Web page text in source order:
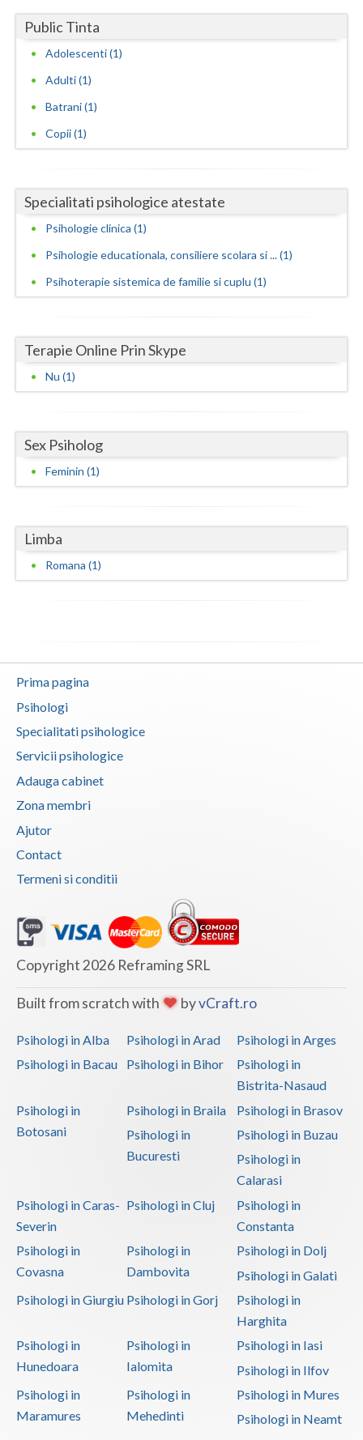
Neamt
Olt
Prahova
Satu-Mare
Suceava
Timis
Valcea
Vaslui
Public Tinta
Adolescenti (1)
Adulti (1)
Batrani (1)
Copii (1)
Specialitati psihologice atestate
Psihologie clinica (1)
Psihologie educationala, consiliere scolara si ... (1)
Psihoterapie sistemica de familie si cuplu (1)
Terapie Online Prin Skype
Nu (1)
Sex Psiholog
Feminin (1)
Limba
Romana (1)
Prima pagina
Psihologi
Specialitati psihologice
Servicii psihologice
Adauga cabinet
Zona membri
Ajutor
Contact
Termeni si conditii
Copyright 2026 Reframing SRL
Built from scratch with byvCraft.ro
Psihologi in Alba Psihologi in Arad
Psihologi in Arges
Psihologi in Bacau
Psihologi in Bihor
Psihologi in
Bistrita-Nasaud
Psihologi in
Botosani
Psihologi in Braila
Psihologi in Brasov
Psihologi in
Bucuresti
Psihologi in Buzau
Psihologi in
Calarasi
Psihologi in Caras-
Severin
Psihologi in Cluj
Psihologi in
Constanta
Psihologi in
Covasna
Psihologi in
Dambovita
Psihologi in Dolj
Psihologi in Galati
Psihologi in Giurgiu Psihologi in Gorj
Psihologi in
Harghita
Psihologi in
Hunedoara
Psihologi in
Ialomita
Psihologi in Iasi
Psihologi in Ilfov
Psihologi in
Maramures
Psihologi in
Mehedinti
Psihologi in Mures
Psihologi in Neamt